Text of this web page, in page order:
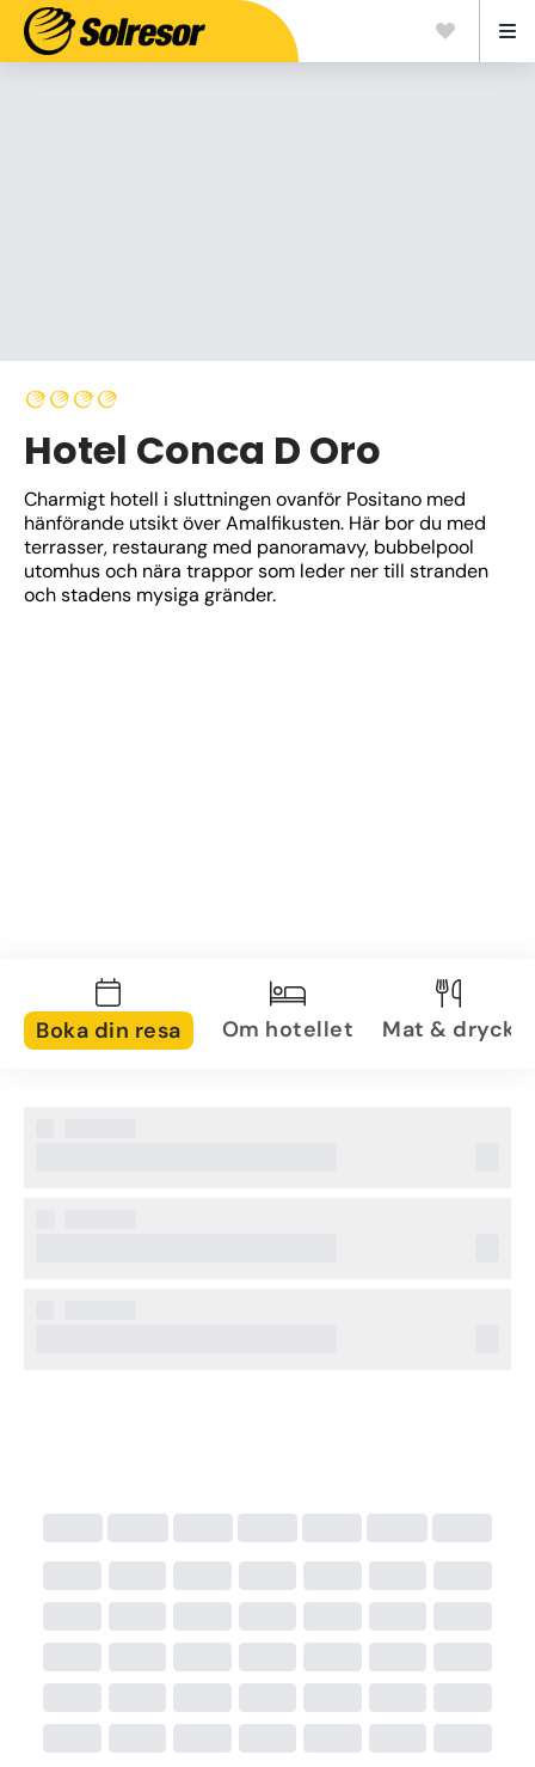
Hotel Conca D Oro
Charmigt hotell i sluttningen ovanför Positano med
hänförande utsikt över Amalfikusten. Här bor du med
terrasser, restaurang med panoramavy, bubbelpool
utomhus och nära trappor som leder ner till stranden
och stadens mysiga gränder.
Boka din resa Om hotellet Mat & dryck